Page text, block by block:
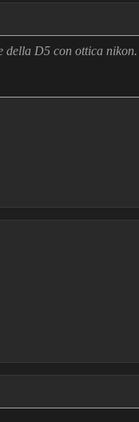
della D5 con ottica nikon.